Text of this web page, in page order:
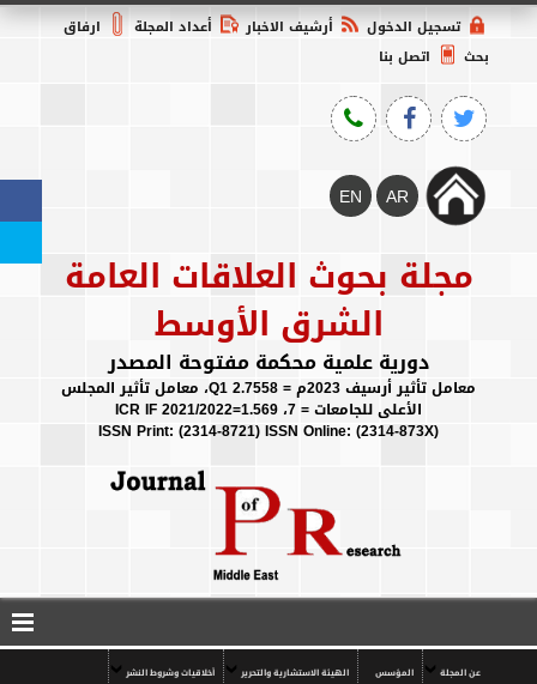
تسجيل الدخول أرشيف الاخبار أعداد المجلة
ارفاق
بحث
اتصل بنا
مجلة بحوث العلاقات العامة
الشرق الأوسط
دورية علمية محكمة مفتوحة المصدر
معامل تأثير أرسيف 2023م = 2.7558 Q1، معامل تأثير المجلس
الأعلى للجامعات = 7، ICR IF 2021/2022=1.569
(ISSN Print: (2314-8721) ISSN Online: (2314-873X
عن المجلة المؤسس الهيئة الاستشارية والتحرير أخلاقيات وشروط النشر